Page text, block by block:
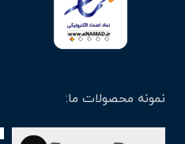
نمونه محصولات ما: